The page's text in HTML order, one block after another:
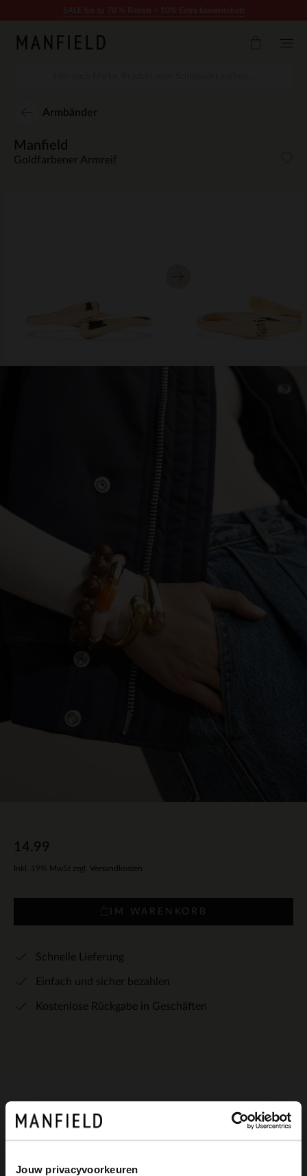
Jouw privacyvoorkeuren
Armbänder
Manfield
Goldfarbener Armreif
14.99
Inkl. 19% MwSt zzgl. Versandkosten
IM WARENKORB
Schnelle Lieferung
Einfach und sicher bezahlen
Kostenlose Rückgabe in Geschäften
Produktbeschreibung
Goldfarbener Armreif der Marke